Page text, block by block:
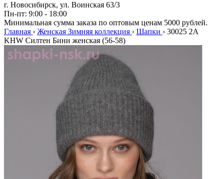
г. Новосибирск, ул. Воинская 63/3
Пн-пт: 9:00 - 18:00
Минимальная сумма заказа по оптовым ценам 5000 рублей.
Главная › Женская Зимняя коллекция › Шапки › 30025 2А
KHW Силтен Бини женская (56-58)